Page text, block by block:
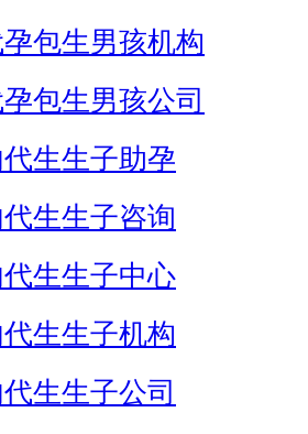
包生男孩机构
包生男孩公司
代生生子助孕
代生生子咨询
代生生子中心
代生生子机构
生生子公司